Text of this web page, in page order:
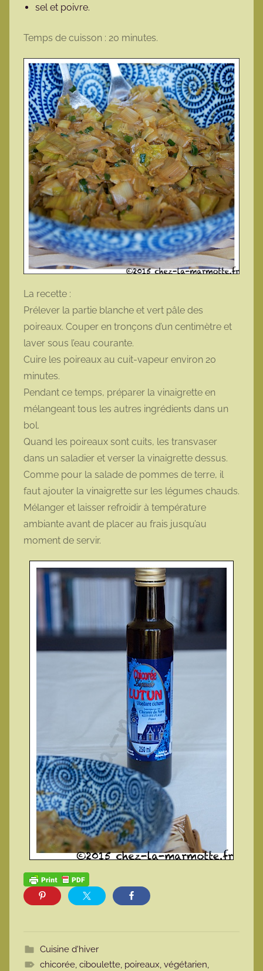
sel et poivre.
Temps de cuisson : 20 minutes.
La recette :
Prélever la partie blanche et vert pâle des
poireaux. Couper en tronçons d’un centimètre et
laver sous l’eau courante.
Cuire les poireaux au cuit-vapeur environ 20
minutes.
Pendant ce temps, préparer la vinaigrette en
mélangeant tous les autres ingrédients dans un
bol.
Quand les poireaux sont cuits, les transvaser
dans un saladier et verser la vinaigrette dessus.
Comme pour la salade de pommes de terre, il
faut ajouter la vinaigrette sur les légumes chauds.
Mélanger et laisser refroidir à température
ambiante avant de placer au frais jusqu’au
moment de servir.
Cuisine d'hiver
chicorée, ciboulette, poireaux, végétarien,